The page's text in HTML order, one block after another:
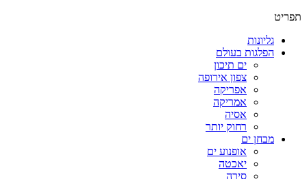
תפריט
גליונות
הפלגות בעולם
ים תיכון
צפון אירופה
אפריקה
אמריקה
אסיה
רחוק יותר
מבחן ים
אופנוע ים
יאכטה
סירה